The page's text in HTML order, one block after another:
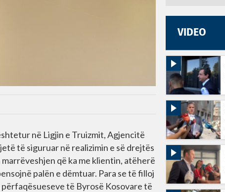
në Ligjin e Truizmit, Agjencitë
të siguruar në realizimin e së drejtës
që ka me klientin, atëherë
palën e dëmtuar. Para se të filloj
të Byrosë Kosovare të
VIDEO